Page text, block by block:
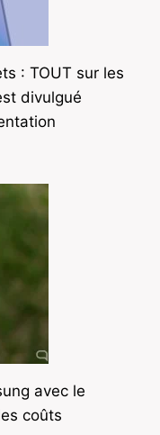
: TOUT sur les
divulgué
avec le
coûts